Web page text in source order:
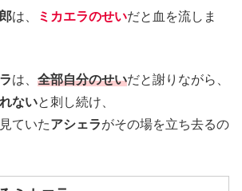
は、 ミカエラのせいだと血を流しま
は、 全部自分のせいだと謝りながら、
ないと刺し続け、
ていたアシェラがその場を立ち去るの